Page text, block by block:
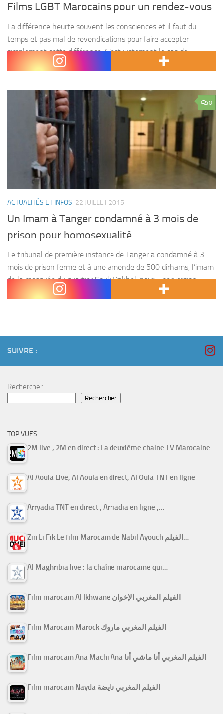
Films LGBT Marocains pour un rendez-vous
La différence heurte souvent les consciences et il faut du
temps et pas mal de revendications pour faire accepter
simplement cette différence. C’est justement le cas de
l’homosexualité dans le monde arabe. Comme partout...
0
ACTUALITÉS ET INFOS 22 JUILLET 2015
Un Imam à Tanger condamné à 3 mois de
prison pour homosexualité
Le tribunal de première instance de Tanger a condamné à 3
mois de prison ferme et à une amende de 500 dirhams, l’imam
de la mosquée du quartier Souk Dakhel, pour « perversion
sexuelle » et...
SUIVRE :
Rechercher
Rechercher
TOP VUES
2M live , 2M en direct : La deuxième chaine TV Marocaine
Al Aoula Live, Al Aoula en direct, Al Oula TNT en ligne
Arryadia TNT en direct , Arriadia en ligne ,…
Zin Li Fik Le film Marocain de Nabil Ayouch الفيلم…
Al Maghribia live : la chaîne marocaine qui…
Film marocain Al Ikhwane الفيلم المغربي الإخوان
Film Marocain Marock الفيلم المغربي ماروك
Film marocain Ana Machi Ana الفيلم المغربي أنا ماشي أنا
Film marocain Nayda الفيلم المغربي نايضة